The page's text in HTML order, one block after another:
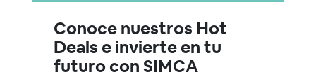
Conoce nuestros Hot
Deals e invierte en tu
futuro con SIMCA